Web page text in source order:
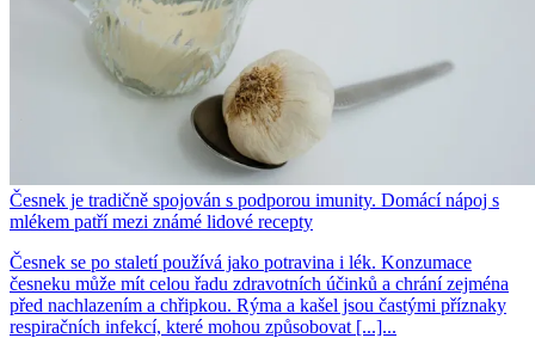
Česnek je tradičně spojován s podporou imunity. Domácí nápoj s
mlékem patří mezi známé lidové recepty
Česnek se po staletí používá jako potravina i lék. Konzumace
česneku může mít celou řadu zdravotních účinků a chrání zejména
před nachlazením a chřipkou. Rýma a kašel jsou častými příznaky
respiračních infekcí, které mohou způsobovat [...]...